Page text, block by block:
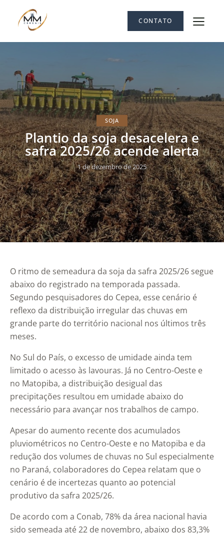
CONTATO
SOJA
Plantio da soja desacelera e
safra 2025/26 acende alerta
1 de dezembro de 2025
O ritmo de semeadura da soja da safra 2025/26 segue
abaixo do registrado na temporada passada.
Segundo pesquisadores do Cepea, esse cenário é
reflexo da distribuição irregular das chuvas em
grande parte do território nacional nos últimos três
meses.
No Sul do País, o excesso de umidade ainda tem
limitado o acesso às lavouras. Já no Centro-Oeste e
no Matopiba, a distribuição desigual das
precipitações resultou em umidade abaixo do
necessário para avançar nos trabalhos de campo.
Apesar do aumento recente dos acumulados
pluviométricos no Centro-Oeste e no Matopiba e da
redução dos volumes de chuvas no Sul especialmente
no Paraná, colaboradores do Cepea relatam que o
cenário é de incertezas quanto ao potencial
produtivo da safra 2025/26.
De acordo com a Conab, 78% da área nacional havia
sido semeada até 22 de novembro, abaixo dos 83,3%